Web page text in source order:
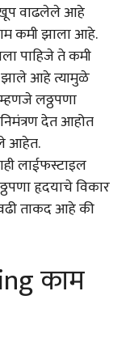
वाढलेले आहे
कमी झाला आहे.
पाहिजे ते कमी
आहे त्यामुळे
लठ्ठपणा
देत आहोत
आहेत.
लाईफस्टाइल
हृदयाचे विकार
ताकद आहे की
काम